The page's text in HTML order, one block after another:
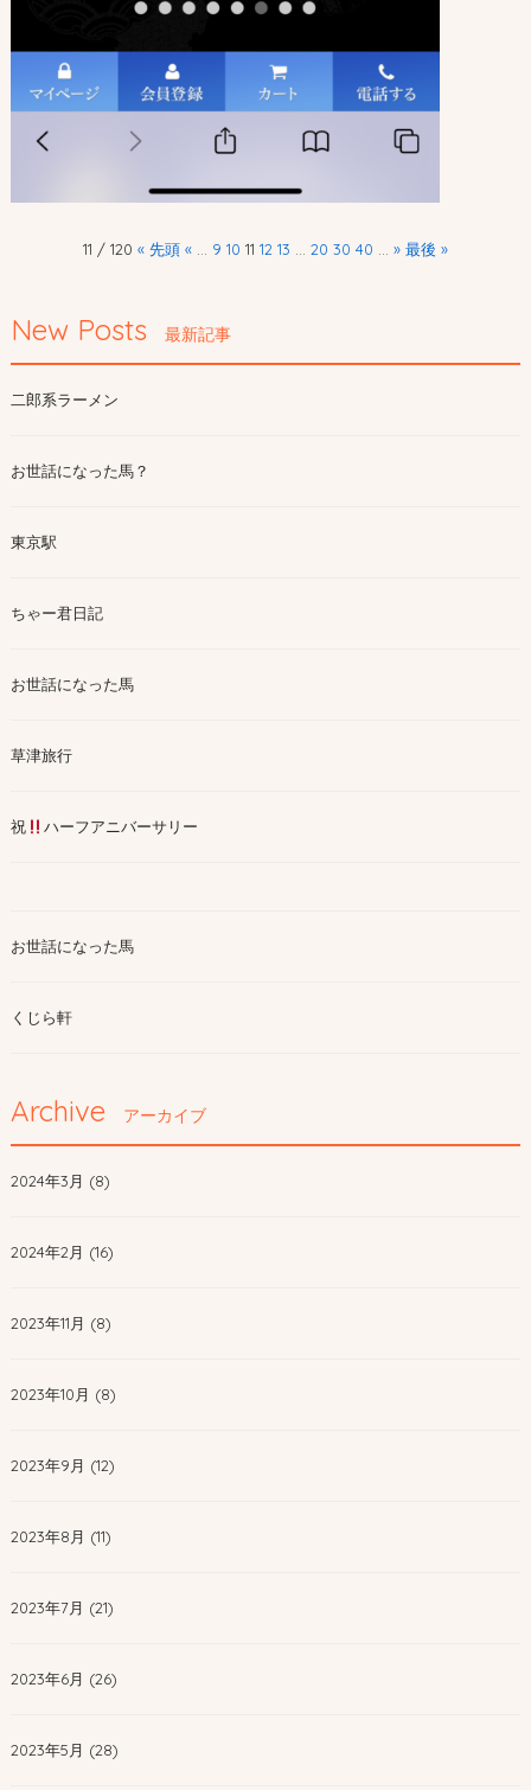
11 / 120 « 先頭 « ... 9 10 11 12 13 ... 20 30 40 ... » 最後 »
New Posts 最新記事
二郎系ラーメン
お世話になった馬？
東京駅
ちゃー君日記
お世話になった馬
草津旅行
祝 ハーフアニバーサリー
お世話になった馬
くじら軒
Archive アーカイブ
2024年3月 (8)
2024年2月 (16)
2023年11月 (8)
2023年10月 (8)
2023年9月 (12)
2023年8月 (11)
2023年7月 (21)
2023年6月 (26)
2023年5月 (28)